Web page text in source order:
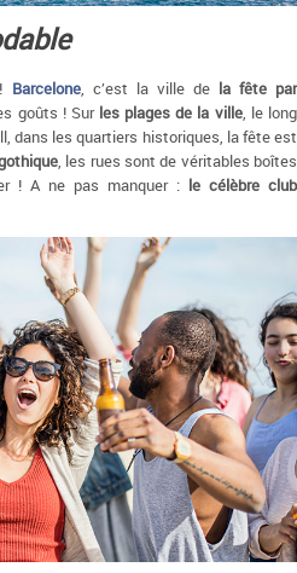
Barcelone, c’est la ville de la fête par
goûts ! Sur les plages de la ville, le long
dans les quartiers historiques, la fête est
, les rues sont de véritables boîtes
! A ne pas manquer : le célèbre club